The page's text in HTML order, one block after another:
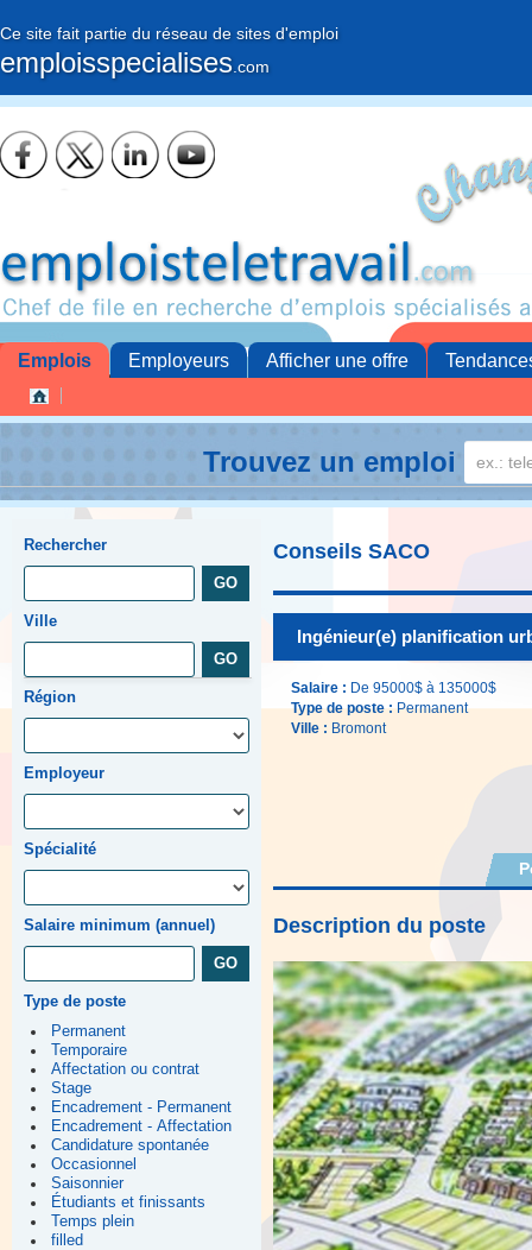
Ce site fait partie du réseau de sites d'emploi
emploisspecialises .com
Emplois Employeurs Afficher une offre
Trouvez un emploi
Rechercher
Ville
Région
Employeur
Spécialité
Salaire minimum (annuel)
Type de poste
Permanent
Temporaire
Affectation ou contrat
Stage
Encadrement - Permanent
Encadrement - Affectation
Candidature spontanée
Occasionnel
Saisonnier
Étudiants et finissants
Temps plein
filled
Conseils SACO
Ingénieur(e) planification
Salaire : De 95000$ à 135000$
Type de poste :Permanent
Ville : Bromont
Description du poste